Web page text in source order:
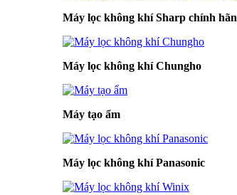
Máy lọc không khí Sharp chính
Máy lọc không khí Chungho
Máy tạo ẩm
Máy lọc không khí Panasonic